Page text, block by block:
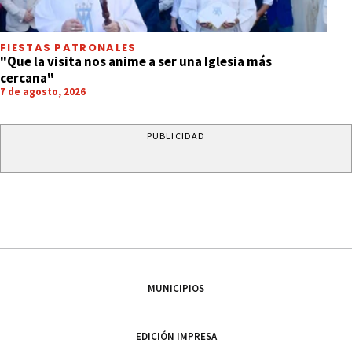
FIESTAS PATRONALES
"Que la visita nos anime a ser una Iglesia más
cercana"
7 de agosto, 2026
PUBLICIDAD
MUNICIPIOS
EDICIÓN IMPRESA